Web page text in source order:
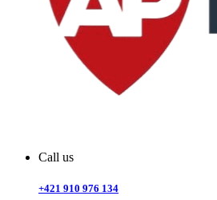
Call us
+421 910 976 134